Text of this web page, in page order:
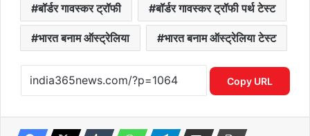
बॉर्डर गावस्कर ट्रॉफी बॉर्डर गावस्कर ट्रॉफी पर्थ टेस्ट
भारत बनाम ऑस्ट्रेलिया भारत बनाम ऑस्ट्रेलिया टेस्ट
Copy URL